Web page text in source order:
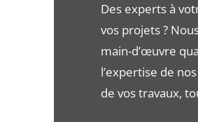
Des experts à
vos projets ?
main-d’œuvre
l’expertise de
de vos travaux,